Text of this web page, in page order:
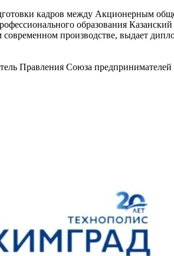
кадров между Акционерным
образования
производстве, выдает
Правления Союза